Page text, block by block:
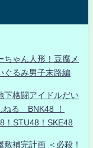
ゃん人形！豆腐メ
ぐるみ男子末路編
格闘アイドルだい
ねる BNK48 ！
！STU48！SKE48
補完計画 ＜必殺！